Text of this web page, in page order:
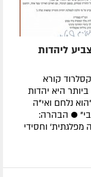
ליהדות
קורא
היא יהדות
נלחם ואי"ה
● הבהרה:
מפלגתית' וחסידי